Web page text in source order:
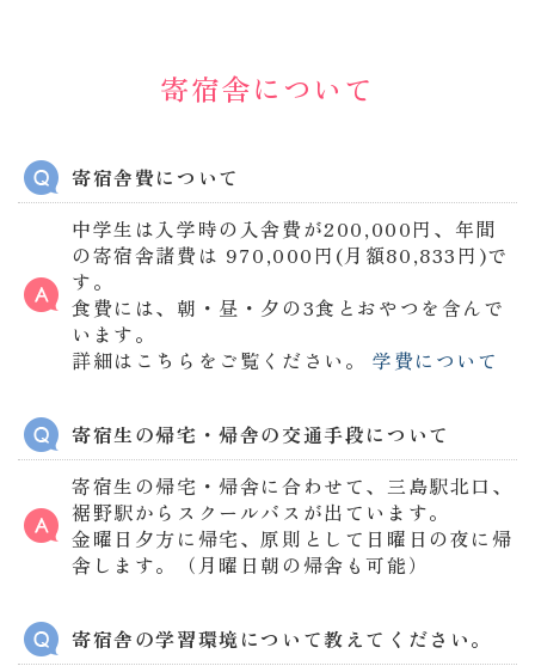
寄宿舎について
寄宿舎費について
中学生は入学時の入舎費が200,000円、年間
の寄宿舎諸費は 970,000円(月額80,833円)で
す。
食費には、朝・昼・夕の3食とおやつを含んで
います。
詳細はこちらをご覧ください。学費について
寄宿生の帰宅・帰舎の交通手段について
寄宿生の帰宅・帰舎に合わせて、三島駅北口、
裾野駅からスクールバスが出ています。
金曜日夕方に帰宅、原則として日曜日の夜に帰
舎します。（月曜日朝の帰舎も可能）
寄宿舎の学習環境について教えてください。